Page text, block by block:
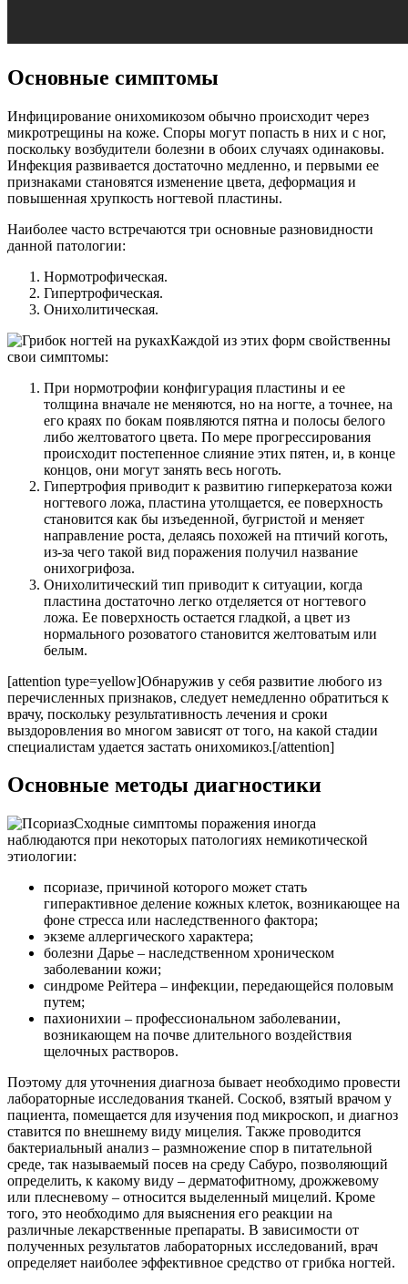
Основные симптомы
Инфицирование онихомикозом обычно происходит через
микротрещины на коже. Споры могут попасть в них и с ног,
поскольку возбудители болезни в обоих случаях одинаковы.
Инфекция развивается достаточно медленно, и первыми ее
признаками становятся изменение цвета, деформация и
повышенная хрупкость ногтевой пластины.
Наиболее часто встречаются три основные разновидности
данной патологии:
Нормотрофическая.
Гипертрофическая.
Онихолитическая.
Каждой из этих форм свойственны
свои симптомы:
При нормотрофии конфигурация пластины и ее
толщина вначале не меняются, но на ногте, а точнее, на
его краях по бокам появляются пятна и полосы белого
либо желтоватого цвета. По мере прогрессирования
происходит постепенное слияние этих пятен, и, в конце
концов, они могут занять весь ноготь.
Гипертрофия приводит к развитию гиперкератоза кожи
ногтевого ложа, пластина утолщается, ее поверхность
становится как бы изъеденной, бугристой и меняет
направление роста, делаясь похожей на птичий коготь,
из-за чего такой вид поражения получил название
онихогрифоза.
Онихолитический тип приводит к ситуации, когда
пластина достаточно легко отделяется от ногтевого
ложа. Ее поверхность остается гладкой, а цвет из
нормального розоватого становится желтоватым или
белым.
[attention type=yellow]Обнаружив у себя развитие любого из
перечисленных признаков, следует немедленно обратиться к
врачу, поскольку результативность лечения и сроки
выздоровления во многом зависят от того, на какой стадии
специалистам удается застать онихомикоз.[/attention]
Основные методы диагностики
Сходные симптомы поражения иногда
наблюдаются при некоторых патологиях немикотической
этиологии:
псориазе, причиной которого может стать
гиперактивное деление кожных клеток, возникающее на
фоне стресса или наследственного фактора;
экземе аллергического характера;
болезни Дарье – наследственном хроническом
заболевании кожи;
синдроме Рейтера – инфекции, передающейся половым
путем;
пахионихии – профессиональном заболевании,
возникающем на почве длительного воздействия
щелочных растворов.
Поэтому для уточнения диагноза бывает необходимо провести
лабораторные исследования тканей. Соскоб, взятый врачом у
пациента, помещается для изучения под микроскоп, и диагноз
ставится по внешнему виду мицелия. Также проводится
бактериальный анализ – размножение спор в питательной
среде, так называемый посев на среду Сабуро, позволяющий
определить, к какому виду – дерматофитному, дрожжевому
или плесневому – относится выделенный мицелий. Кроме
того, это необходимо для выяснения его реакции на
различные лекарственные препараты. В зависимости от
полученных результатов лабораторных исследований, врач
определяет наиболее эффективное средство от грибка ногтей.